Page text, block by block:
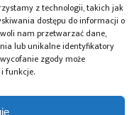
z technologii, takich jak
dostępu do informacji o
nam przetwarzać dane,
lub unikalne identyfikatory
zgody może
funkcje.